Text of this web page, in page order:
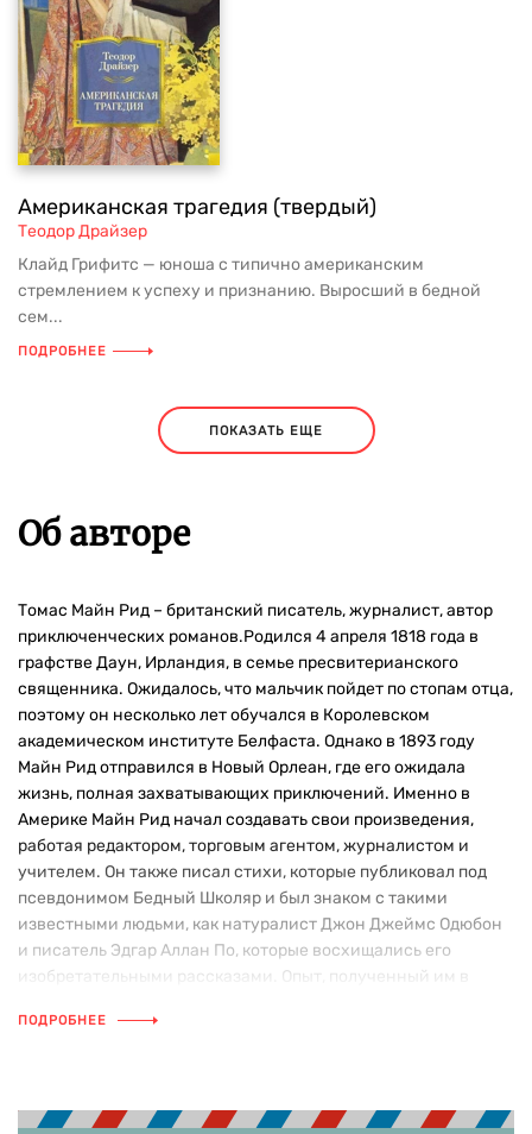
Американская трагедия (твердый)
Теодор Драйзер
Клайд Грифитс — юноша с типично американским
стремлением к успеху и признанию. Выросший в бедной
сем...
ПОДРОБНЕЕ
ПОКАЗАТЬ ЕЩЕ
Об авторе
Томас Майн Рид – британский писатель, журналист, автор
приключенческих романов.Родился 4 апреля 1818 года в
графстве Даун, Ирландия, в семье пресвитерианского
священника. Ожидалось, что мальчик пойдет по стопам отца,
поэтому он несколько лет обучался в Королевском
академическом институте Белфаста. Однако в 1893 году
Майн Рид отправился в Новый Орлеан, где его ожидала
жизнь, полная захватывающих приключений. Именно в
Америке Майн Рид начал создавать свои произведения,
работая редактором, торговым агентом, журналистом и
учителем. Он также писал стихи, которые публиковал под
псевдонимом Бедный Школяр и был знаком с такими
известными людьми, как натуралист Джон Джеймс Одюбон
и писатель Эдгар Аллан По, которые восхищались его
изобретательными рассказами. Опыт, полученный им в
Мексиканской войне, оказал колоссальное влияние на его
своих путешествий по США и Мексике. Несмотря на то, что
ПОДРОБНЕЕ